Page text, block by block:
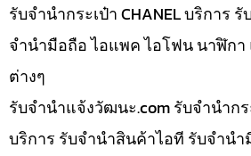
รับจำนำกระเป๋า CHANEL บริการ
จำนำมือถือ ไอแพค ไอโฟน นาฬิก
ต่างๆ
รับจํานําแจ้งวัฒนะ.com รับจำนำกร
บริการ รับจำนำสินค้าไอที รับจำน